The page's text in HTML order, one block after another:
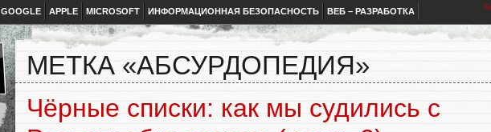
GOOGLE APPLE MICROSOFT ИНФОРМАЦИОННАЯ БЕЗОПАСНОСТЬ ВЕБ – РАЗРАБОТКА
МЕТКА «АБСУРДОПЕДИЯ»
Чёрные списки: как мы судились с